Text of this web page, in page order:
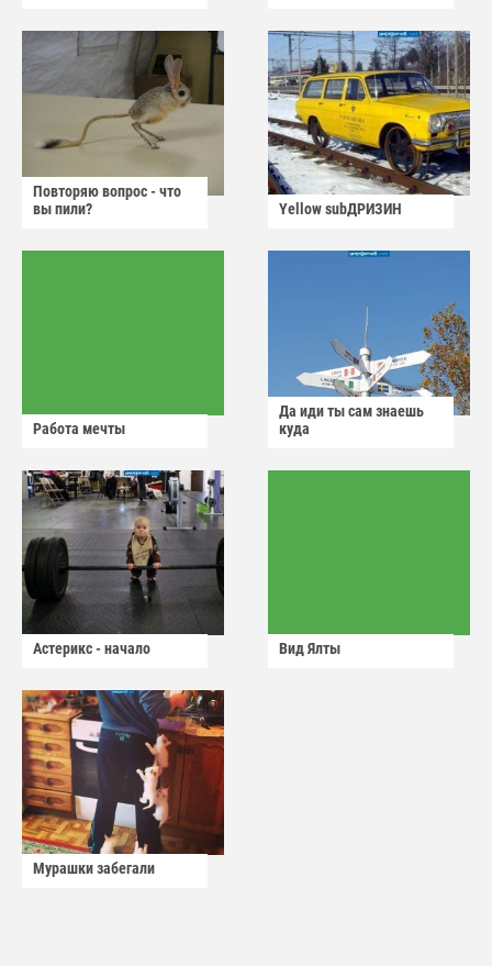
Повторяю вопрос - что
вы пили?
Yellow subДРИЗИН
Работа мечты
Да иди ты сам знаешь
куда
Астерикс - начало Вид Ялты
Мурашки забегали